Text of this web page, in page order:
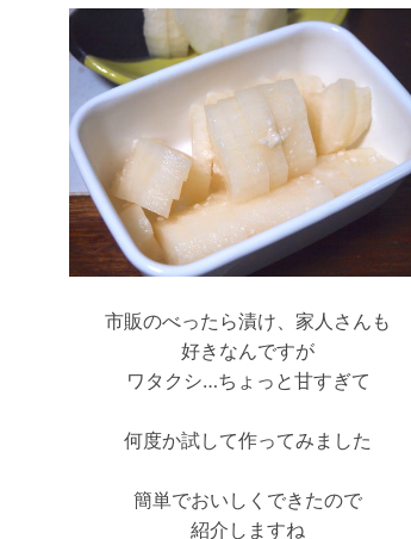
市販のべったら漬け、家人さんも
好きなんですが
ワタクシ…ちょっと甘すぎて
何度か試して作ってみました
簡単でおいしくできたので
紹介しますね